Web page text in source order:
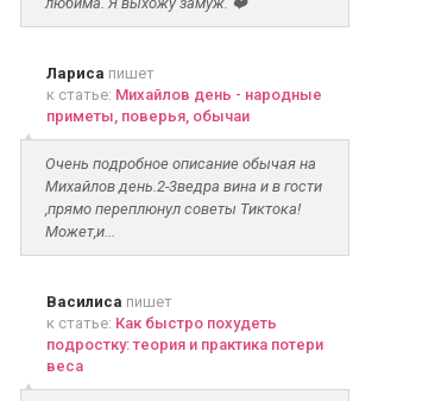
Лариса пишет
к статье: Михайлов день - народные
приметы, поверья, обычаи
Очень подробное описание обычая на
Михайлов день.2-3ведра вина и в гости
,прямо переплюнул советы Тиктока!
Может,и...
Василиса пишет
к статье: Как быстро похудеть
подростку: теория и практика потери
веса